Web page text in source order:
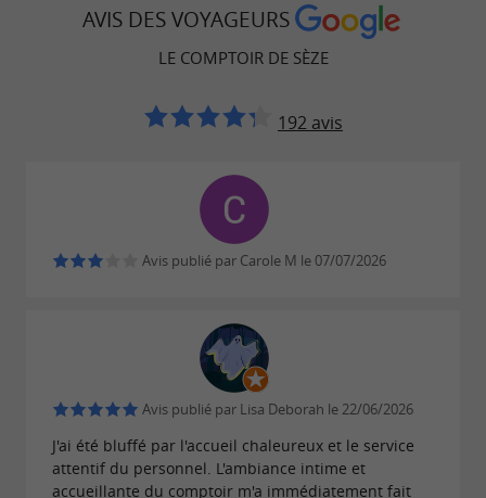
cœur de Bordeaux.
AVIS DES VOYAGEURS
LE COMPTOIR DE SÈZE
192 avis
Avis publié par Carole M le 07/07/2026
Avis publié par Lisa Deborah le 22/06/2026
J'ai été bluffé par l'accueil chaleureux et le service
attentif du personnel. L'ambiance intime et
accueillante du comptoir m'a immédiatement fait